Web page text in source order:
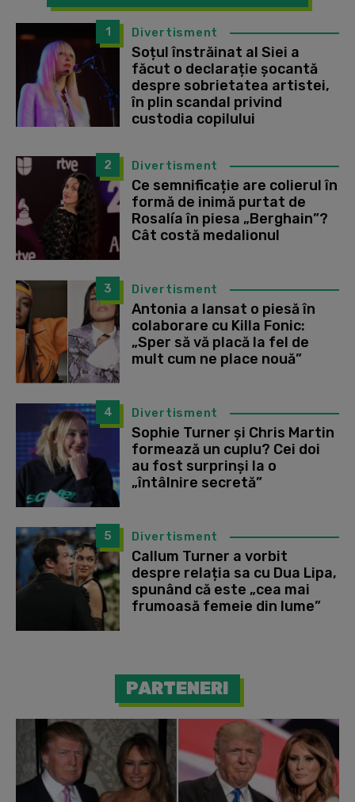
1 Divertisment
Soțul înstrăinat al Siei a
făcut o declarație șocantă
despre sobrietatea artistei,
în plin scandal privind
custodia copilului
2 Divertisment
Ce semnificație are colierul în
formă de inimă purtat de
Rosalía în piesa „Berghain”?
Cât costă medalionul
3 Divertisment
Antonia a lansat o piesă în
colaborare cu Killa Fonic:
„Sper să vă placă la fel de
mult cum ne place nouă”
4 Divertisment
Sophie Turner și Chris Martin
formează un cuplu? Cei doi
au fost surprinși la o
„întâlnire secretă”
5 Divertisment
Callum Turner a vorbit
despre relația sa cu Dua Lipa,
spunând că este „cea mai
frumoasă femeie din lume”
PARTENERI